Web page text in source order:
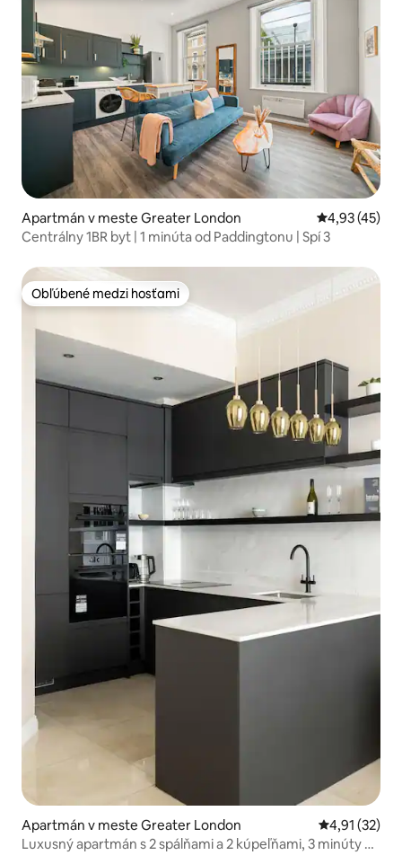
Apartmán v meste Greater London Priemerné
4,93 (45)
Centrálny 1BR byt | 1 minúta od Paddingtonu | Spí 3
Obľúbené medzi hosťami
Obľúbené medzi hosťami
Apartmán v meste Greater London Priemerné
4,91 (32)
Luxusný apartmán s 2 spálňami a 2 kúpeľňami, 3 minúty od